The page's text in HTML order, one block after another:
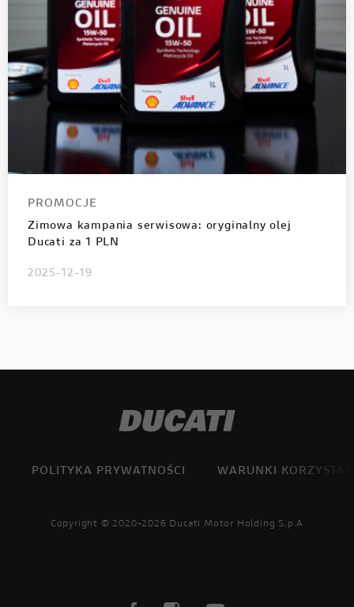
PROMOCJE
Zimowa kampania serwisowa: oryginalny olej
Ducati za 1 PLN
2025-12-19
POLITYKA PRYWATNOŚCI WARUNKI
Copyright © 2020-2026 Ducati Motor Holding S.p.A